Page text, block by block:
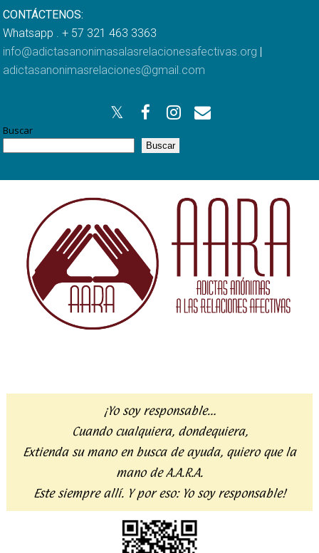
CONTÁCTENOS:
Whatsapp . + 57 321 463 3363
info@adictasanonimasalasrelacionesafectivas.org |
adictasanonimasrelaciones@gmail.com
Buscar
Buscar
¡Yo soy responsable…
Cuando cualquiera, dondequiera,
Extienda su mano en busca de ayuda, quiero que la
mano de A.A.R.A.
Este siempre allí. Y por eso: Yo soy responsable!